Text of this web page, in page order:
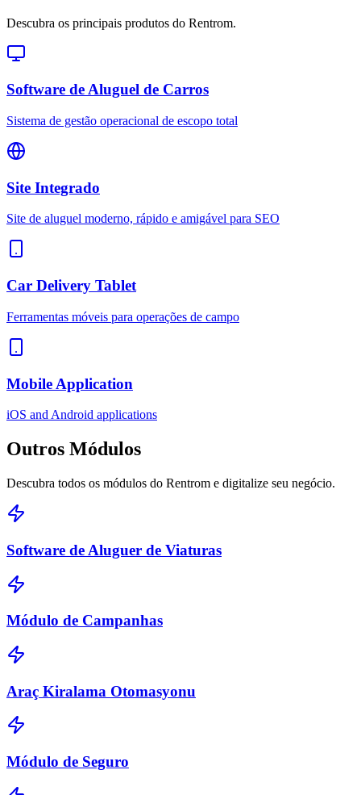
Descubra os principais produtos do Rentrom.
Software de Aluguel de Carros
Sistema de gestão operacional de escopo total
Site Integrado
Site de aluguel moderno, rápido e amigável para SEO
Car Delivery Tablet
Ferramentas móveis para operações de campo
Mobile Application
iOS and Android applications
Outros Módulos
Descubra todos os módulos do Rentrom e digitalize seu negócio.
Software de Aluguer de Viaturas
Módulo de Campanhas
Araç Kiralama Otomasyonu
Módulo de Seguro